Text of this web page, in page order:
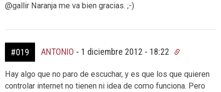
@gallir Naranja me va bien gracias. ;-)
#019 ANTONIO - 1 diciembre 2012 - 18:22
Hay algo que no paro de escuchar, y es que los que quieren
controlar internet no tienen ni idea de como funciona. Pero